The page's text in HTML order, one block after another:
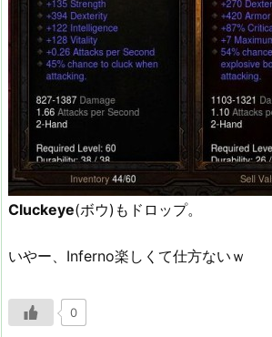
Cluckeye(ボウ)もドロップ。
いやー、Inferno楽しくて仕方ないｗ
0